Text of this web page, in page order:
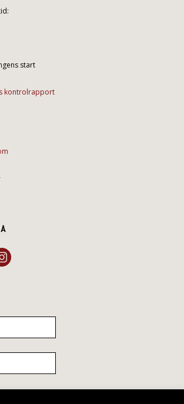
start
kontrolrapport